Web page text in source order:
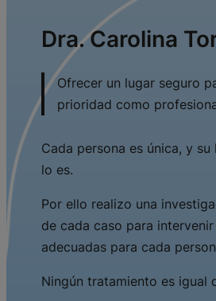
Dra. Carolina
Ofrecer un lugar seguro
prioridad como
Cada persona es única, y
lo es.
Por ello realizo una
de cada caso para
adecuadas para cada
Ningún tratamiento es igual